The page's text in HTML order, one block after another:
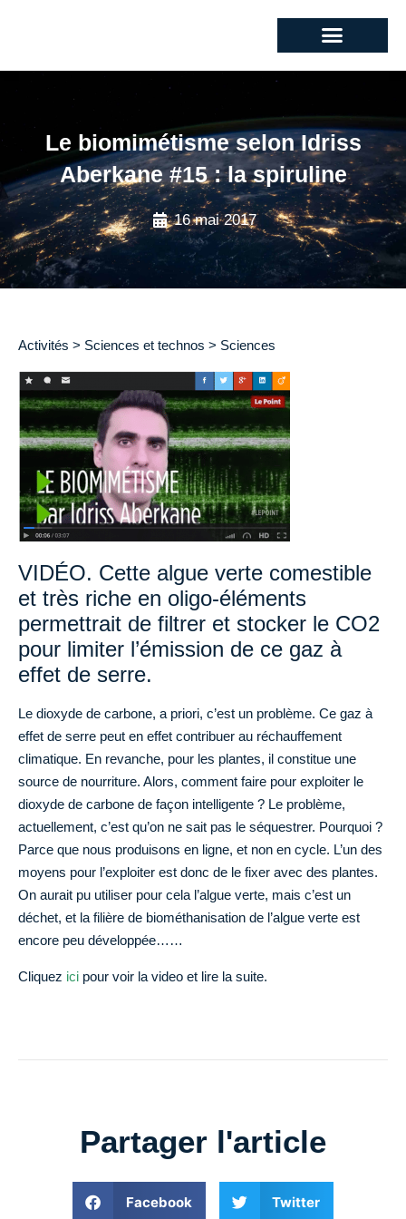
Le biomimétisme selon Idriss
Aberkane #15 : la spiruline
16 mai 2017
Activités > Sciences et technos > Sciences
VIDÉO. Cette algue verte comestible
et très riche en oligo-éléments
permettrait de filtrer et stocker le CO2
pour limiter l’émission de ce gaz à
effet de serre.
Le dioxyde de carbone, a priori, c’est un problème. Ce gaz à
effet de serre peut en effet contribuer au réchauffement
climatique. En revanche, pour les plantes, il constitue une
source de nourriture. Alors, comment faire pour exploiter le
dioxyde de carbone de façon intelligente ? Le problème,
actuellement, c’est qu’on ne sait pas le séquestrer. Pourquoi ?
Parce que nous produisons en ligne, et non en cycle. L’un des
moyens pour l’exploiter est donc de le fixer avec des plantes.
On aurait pu utiliser pour cela l’algue verte, mais c’est un
déchet, et la filière de biométhanisation de l’algue verte est
encore peu développée……
Cliquez ici pour voir la video et lire la suite.
Partager l'article
Facebook Twitter